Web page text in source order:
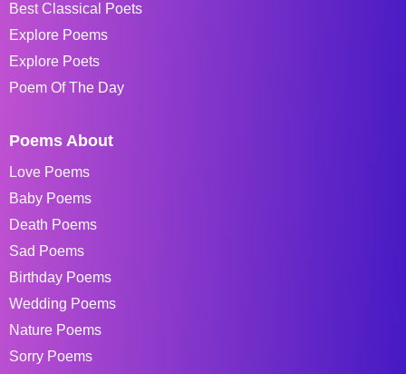
Best Classical Poets
Explore Poems
Explore Poets
Poem Of The Day
Poems About
Love Poems
Baby Poems
Death Poems
Sad Poems
Birthday Poems
Wedding Poems
Nature Poems
Sorry Poems